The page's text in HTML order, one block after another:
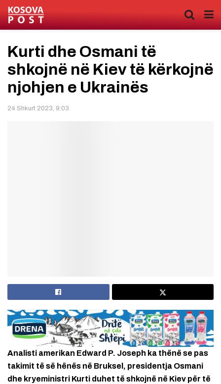
Kurti dhe Osmani të
shkojnë në Kiev të kërkojnë
njohjen e Ukrainës
24 Shkurt 2023, 9:03
Analisti amerikan Edward P. Joseph ka thënë se pas
takimit të së hënës në Bruksel, presidentja Osmani
dhe kryeministri Kurti duhet të shkojnë në Kiev për të